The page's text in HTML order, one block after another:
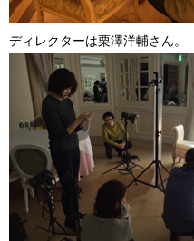
ディレクターは栗澤洋輔さん。